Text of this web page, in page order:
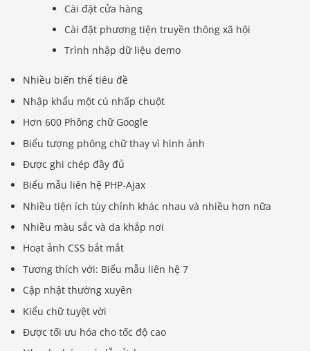
Cài đặt cửa hàng
Cài đặt phương tiện truyền thông xã hội
Trình nhập dữ liệu demo
Nhiều biến thể tiêu đề
Nhập khẩu một cú nhấp chuột
Hơn 600 Phông chữ Google
Biểu tượng phông chữ thay vì hình ảnh
Được ghi chép đầy đủ
Biểu mẫu liên hệ PHP-Ajax
Nhiều tiện ích tùy chỉnh khác nhau và nhiều hơn nữa
Nhiều màu sắc và da khắp nơi
Hoạt ảnh CSS bắt mắt
Tương thích với: Biểu mẫu liên hệ 7
Cập nhật thường xuyên
Kiểu chữ tuyệt vời
Được tối ưu hóa cho tốc độ cao